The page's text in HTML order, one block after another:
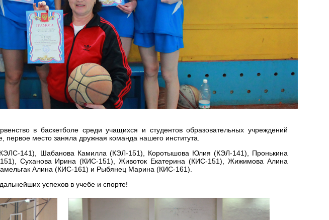
в баскетболе среди учащихся и студентов образовательных учреждений
первое место заняла дружная команда нашего института.
141), Шабанова Камилла (КЭЛ-151), Коротышова Юлия (КЭЛ-141), Пронькина
Суханова Ирина (КИС-151), Животок Екатерина (КИС-151), Жижимова Алина
Алина (КИС-161) и Рыбянец Марина (КИС-161).
успехов в учебе и спорте!